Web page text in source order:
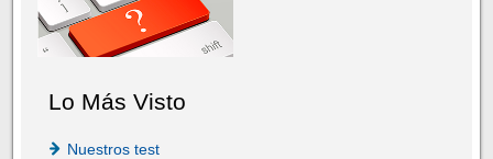
Lo Más Visto
Nuestros test